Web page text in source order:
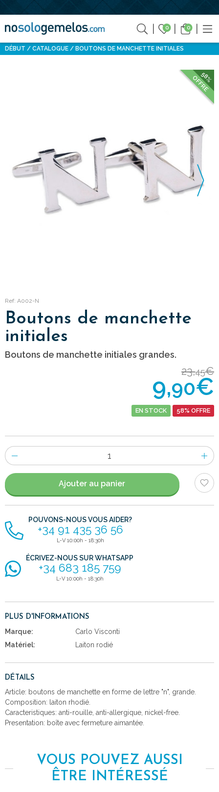
0 0
DÉBUT CATALOGUE BOUTONS DE MANCHETTE INITIALES
58%
OFFRE
Ref: A002-N
Boutons de manchette
initiales
Boutons de manchette initiales grandes.
23,45€
9,90€
EN STOCK 58% OFFRE
Nombre
d'items
Ajouter au panier
POUVONS-NOUS VOUS AIDER?
+34 91 435 36 56
L-V 10:00h - 18:30h
ÉCRIVEZ-NOUS SUR WHATSAPP
+34 683 185 759
L-V 10:00h - 18:30h
PLUS D'INFORMATIONS
Marque:
Carlo Visconti
Matériel:
Laiton rodié
DÉTAILS
Article: boutons de manchette en forme de lettre "n", grande.
Composition: laiton rhodié.
Caracteristiques: anti-rouille, anti-allergique, nickel-free.
Presentation: boîte avec fermeture aimantée.
VOUS POUVEZ AUSSI
ÊTRE INTÉRESSÉ